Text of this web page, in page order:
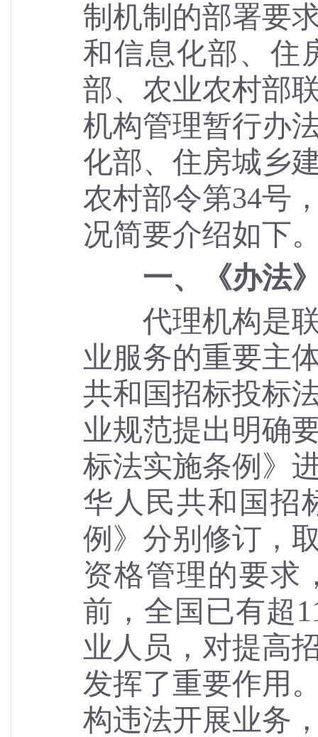
制机制的部署要
和信息化部、住
部、农业农村部
机构管理暂行办
化部、住房城乡
农村部令第34号
况简要介绍如下
一、《办法
代理机构是联
业服务的重要主
共和国招标投标
业规范提出明确
标法实施条例》
华人民共和国招
例》分别修订，
资格管理的要求
前，全国已有超
业人员，对提高
发挥了重要作用
构违法开展业务